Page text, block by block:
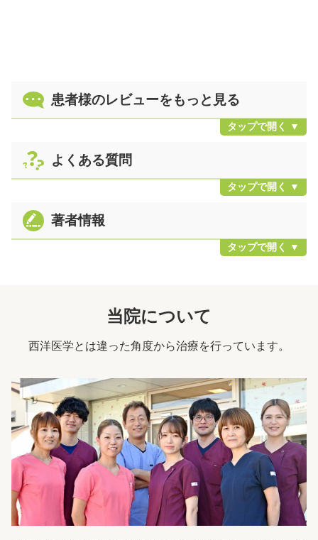
患者様のレビューをもっと見る
よくある質問
著者情報
当院について
西洋医学とは違った角度から治療を行っています。